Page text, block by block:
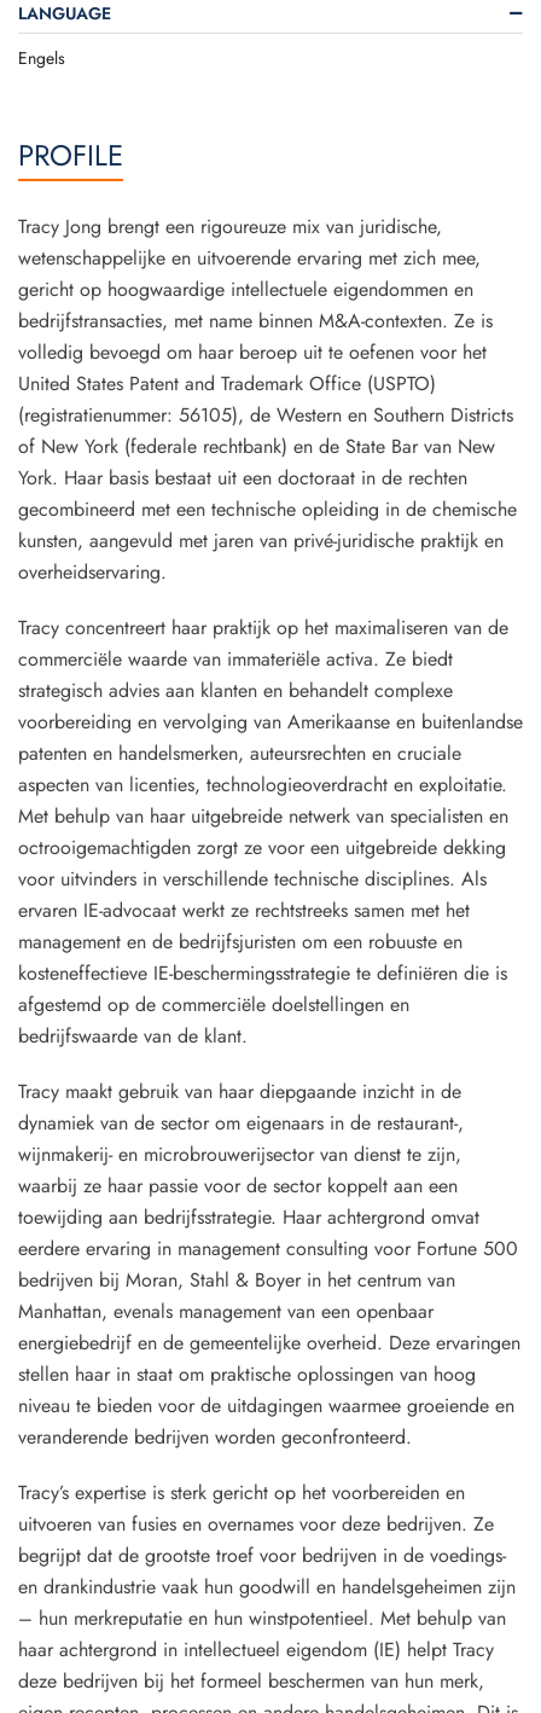
LANGUAGE
Engels
PROFILE
Tracy Jong brengt een rigoureuze mix van juridische,
wetenschappelijke en uitvoerende ervaring met zich mee,
gericht op hoogwaardige intellectuele eigendommen en
bedrijfstransacties, met name binnen M&A-contexten. Ze is
volledig bevoegd om haar beroep uit te oefenen voor het
United States Patent and Trademark Office (USPTO)
(registratienummer: 56105), de Western en Southern Districts
of New York (federale rechtbank) en de State Bar van New
York. Haar basis bestaat uit een doctoraat in de rechten
gecombineerd met een technische opleiding in de chemische
kunsten, aangevuld met jaren van privé-juridische praktijk en
overheidservaring.
Tracy concentreert haar praktijk op het maximaliseren van de
commerciële waarde van immateriële activa. Ze biedt
strategisch advies aan klanten en behandelt complexe
voorbereiding en vervolging van Amerikaanse en buitenlandse
patenten en handelsmerken, auteursrechten en cruciale
aspecten van licenties, technologieoverdracht en exploitatie.
Met behulp van haar uitgebreide netwerk van specialisten en
octrooigemachtigden zorgt ze voor een uitgebreide dekking
voor uitvinders in verschillende technische disciplines. Als
ervaren IE-advocaat werkt ze rechtstreeks samen met het
management en de bedrijfsjuristen om een robuuste en
kosteneffectieve IE-beschermingsstrategie te definiëren die is
afgestemd op de commerciële doelstellingen en
bedrijfswaarde van de klant.
Tracy maakt gebruik van haar diepgaande inzicht in de
dynamiek van de sector om eigenaars in de restaurant-,
wijnmakerij- en microbrouwerijsector van dienst te zijn,
waarbij ze haar passie voor de sector koppelt aan een
toewijding aan bedrijfsstrategie. Haar achtergrond omvat
eerdere ervaring in management consulting voor Fortune 500
bedrijven bij Moran, Stahl & Boyer in het centrum van
Manhattan, evenals management van een openbaar
energiebedrijf en de gemeentelijke overheid. Deze ervaringen
stellen haar in staat om praktische oplossingen van hoog
niveau te bieden voor de uitdagingen waarmee groeiende en
veranderende bedrijven worden geconfronteerd.
Tracy’s expertise is sterk gericht op het voorbereiden en
uitvoeren van fusies en overnames voor deze bedrijven. Ze
begrijpt dat de grootste troef voor bedrijven in de voedings-
en drankindustrie vaak hun goodwill en handelsgeheimen zijn
– hun merkreputatie en hun winstpotentieel. Met behulp van
haar achtergrond in intellectueel eigendom (IE) helpt Tracy
deze bedrijven bij het formeel beschermen van hun merk,